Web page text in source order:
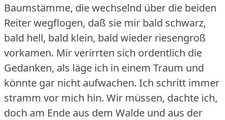
Baumstämme, die wechselnd über die beiden
Reiter wegflogen, daß sie mir bald schwarz,
bald hell, bald klein, bald wieder riesengroß
vorkamen. Mir verirrten sich ordentlich die
Gedanken, als läge ich in einem Traum und
könnte gar nicht aufwachen. Ich schritt immer
stramm vor mich hin. Wir müssen, dachte ich,
doch am Ende aus dem Walde und aus der